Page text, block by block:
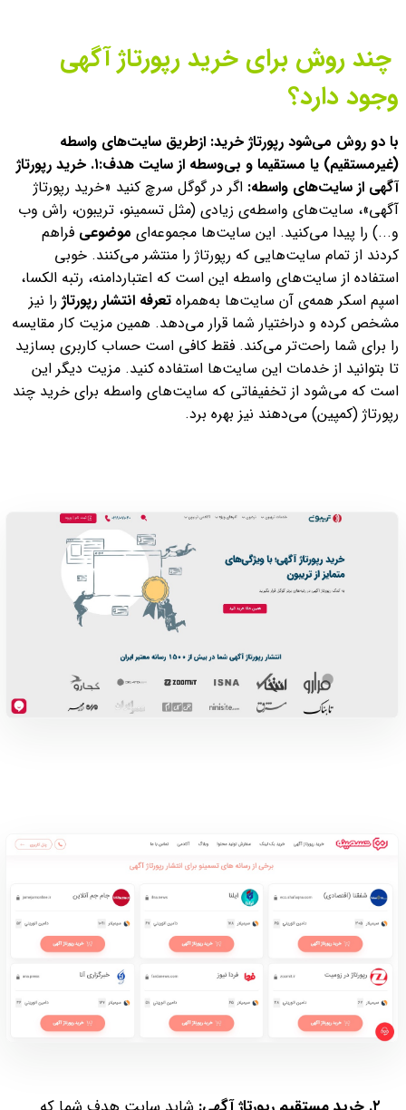
چند روش‌ برای خرید رپورتاژ آگهی
وجود دارد؟
با دو روش می‌شود رپورتاژ خرید: ازطریق سایت‌های واسطه
(غیرمستقیم) یا مستقیما و بی‌وسطه از سایت هدف: ۱. خرید رپورتاژ
آگهی از سایت‌های واسطه: اگر در گوگل سرچ کنید «خرید رپورتاژ
آگهی»، سایت‌های واسطه‌ی زیادی (مثل تسمینو، تریبون، راش وب
و...) را پیدا می‌کنید. این سایت‌ها مجموعه‌ای موضوعی فراهم
کردند از تمام سایت‌هایی که رپورتاژ را منتشر می‌کنند. خوبی
استفاده از سایت‌های واسطه این است که اعتباردامنه، رتبه الکسا،
اسپم اسکر همه‌ی آن سایت‌ها به‌همراه تعرفه انتشار رپورتاژ را نیز
مشخص کرده و دراختیار شما قرار می‌دهد. همین مزیت کار مقایسه
را برای شما راحت‌تر می‌کند. فقط کافی است حساب کاربری بسازید
تا بتوانید از خدمات این سایت‌ها استفاده کنید. مزیت دیگر این
است که می‌‌شود از تخفیفاتی که سایت‌های واسطه برای خرید چند
رپورتاژ (کمپین) می‌دهند نیز بهره برد.